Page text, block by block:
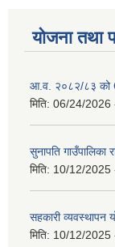
योजना तथा
आ.व. २०८२/८३ को
मिति: 06/24/2026
सुनापति गाउँपालिका
मिति: 10/12/2025
सहकारी व्यवस्थापन
मिति: 10/12/2025